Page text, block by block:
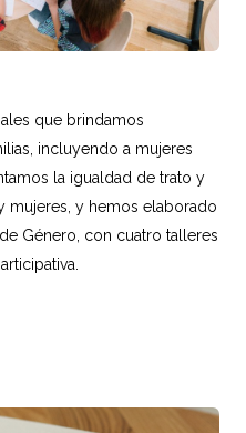
que brindamos
incluyendo a mujeres
la igualdad de trato y
mujeres, y hemos elaborado
Género, con cuatro talleres